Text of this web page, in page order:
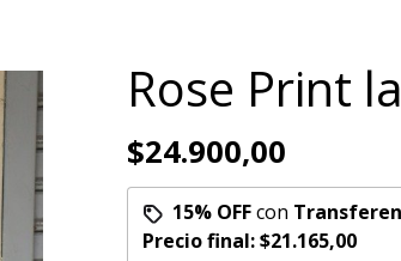
Rose Print
$24.900,00
15% OFFcon
Precio final:$21.165,00